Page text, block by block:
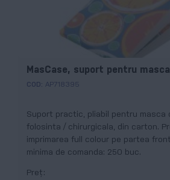
MasCase, suport pentru
COD: AP718395
Suport practic, pliabil pentru masca
folosinta / chirurgicala, din carton.
imprimarea full colour pe partea
minima de comanda: 250 buc.
Preț